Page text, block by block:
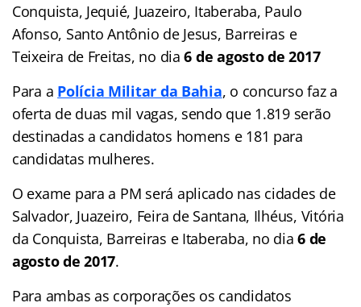
Conquista, Jequié, Juazeiro, Itaberaba, Paulo
Afonso, Santo Antônio de Jesus, Barreiras e
Teixeira de Freitas, no dia6 de agosto de 2017
Para a Polícia Militar da Bahia, o concurso faz a
oferta de duas mil vagas, sendo que 1.819 serão
destinadas a candidatos homens e 181 para
candidatas mulheres.
O exame para a PM será aplicado nas cidades de
Salvador, Juazeiro, Feira de Santana, Ilhéus, Vitória
da Conquista, Barreiras e Itaberaba, no dia6 de
agosto de 2017.
Para ambas as corporações os candidatos